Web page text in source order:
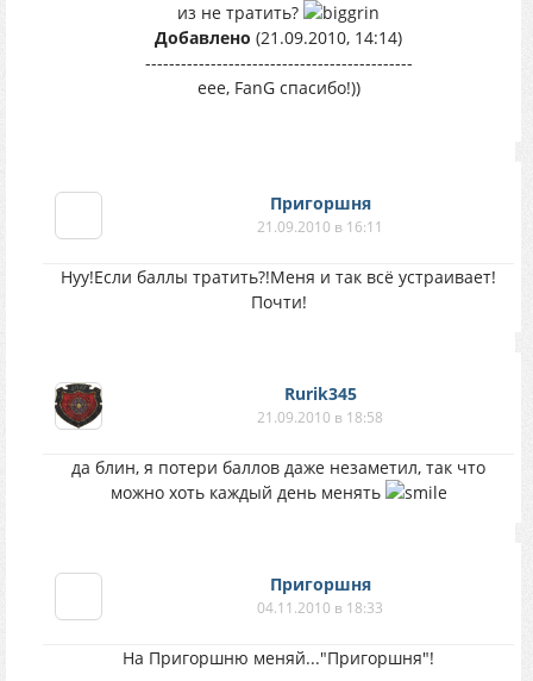
из не тратить?
Добавлено (21.09.2010, 14:14)
---------------------------------------------
еее, FanG спасибо!))
Пригоршня
21.09.2010 в 16:11
Нуу!Если баллы тратить?!Меня и так всё устраивает!
Почти!
Rurik345
21.09.2010 в 18:58
да блин, я потери баллов даже незаметил, так что
можно хоть каждый день менять
Пригоршня
04.11.2010 в 18:33
На Пригоршню меняй..."Пригоршня"!